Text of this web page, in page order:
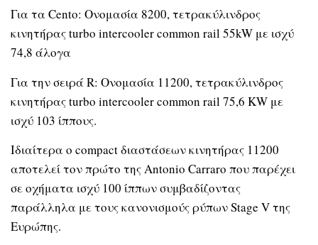
Για τα Cento: Ονομασία 8200, τετρακύλινδρος
κινητήρας turbo intercooler common rail 55kW με ισχύ
74,8 άλογα
Για την σειρά R: Ονομασία 11200, τετρακύλινδρος
κινητήρας turbo intercooler common rail 75,6 KW με
ισχύ 103 ίππους.
Ιδιαίτερα ο compact διαστάσεων κινητήρας 11200
αποτελεί τον πρώτο της Antonio Carraro που παρέχει
σε οχήματα ισχύ 100 ίππων συμβαδίζοντας
παράλληλα με τους κανονισμούς ρύπων Stage V της
Ευρώπης.